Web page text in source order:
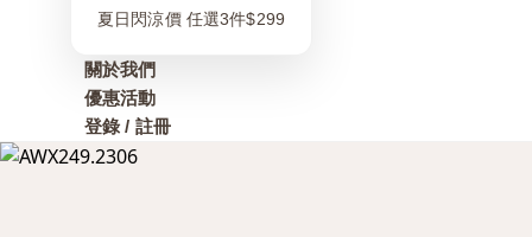
夏日閃涼價 任選3件$299
關於我們
優惠活動
登錄 / 註冊